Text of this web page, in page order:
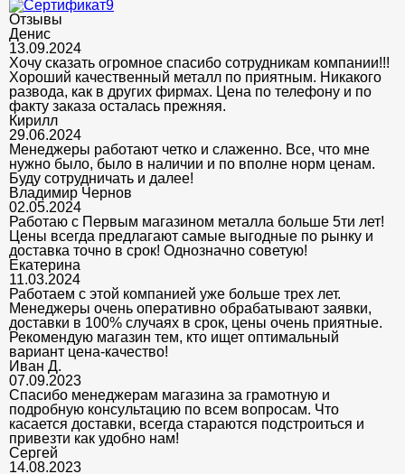
Отзывы
Денис
13.09.2024
Хочу сказать огромное спасибо сотрудникам компании!!!
Хороший качественный металл по приятным. Никакого
развода, как в других фирмах. Цена по телефону и по
факту заказа осталась прежняя.
Кирилл
29.06.2024
Менеджеры работают четко и слаженно. Все, что мне
нужно было, было в наличии и по вполне норм ценам.
Буду сотрудничать и далее!
Владимир Чернов
02.05.2024
Работаю с Первым магазином металла больше 5ти лет!
Цены всегда предлагают самые выгодные по рынку и
доставка точно в срок! Однозначно советую!
Екатерина
11.03.2024
Работаем с этой компанией уже больше трех лет.
Менеджеры очень оперативно обрабатывают заявки,
доставки в 100% случаях в срок, цены очень приятные.
Рекомендую магазин тем, кто ищет оптимальный
вариант цена-качество!
Иван Д.
07.09.2023
Спасибо менеджерам магазина за грамотную и
подробную консультацию по всем вопросам. Что
касается доставки, всегда стараются подстроиться и
привезти как удобно нам!
Сергей
14.08.2023